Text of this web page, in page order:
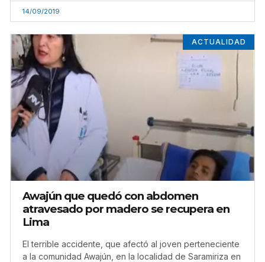
14/09/2019
ACTUALIDAD
Awajún que quedó con abdomen
atravesado por madero se recupera en
Lima
El terrible accidente, que afectó al joven perteneciente
a la comunidad Awajún, en la localidad de Saramiriza en